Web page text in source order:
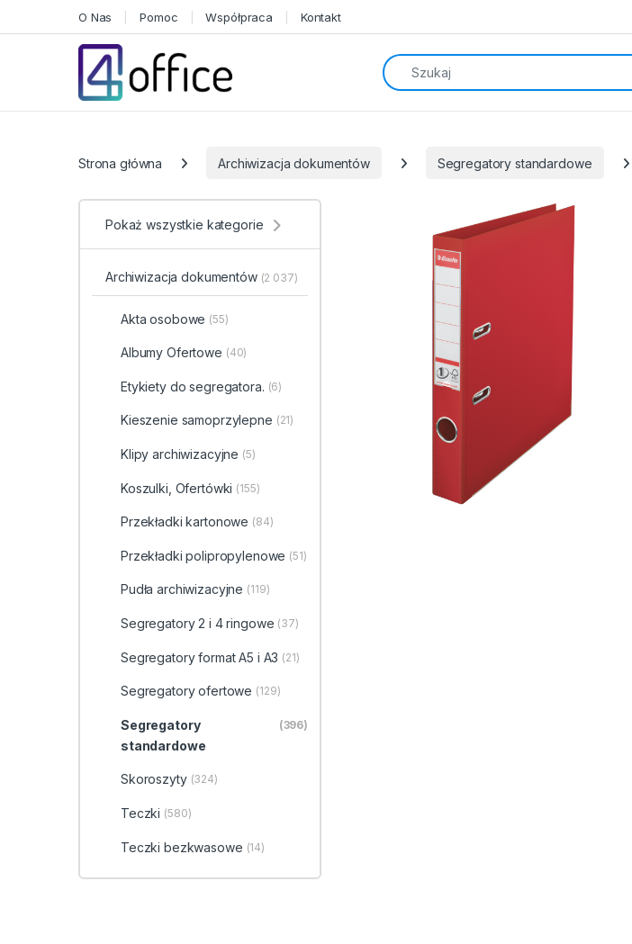
O Nas Pomoc Współpraca Kontakt
Search for:
Strona główna Archiwizacja dokumentów Segregatory standardowe
Pokaż wszystkie kategorie
Archiwizacja dokumentów (2 037)
Akta osobowe (55)
Albumy Ofertowe (40)
Etykiety do segregatora. (6)
Kieszenie samoprzylepne (21)
Klipy archiwizacyjne (5)
Koszulki, Ofertówki (155)
Przekładki kartonowe (84)
Przekładki polipropylenowe (51)
Pudła archiwizacyjne (119)
Segregatory 2 i 4 ringowe (37)
Segregatory format A5 i A3 (21)
Segregatory ofertowe (129)
Segregatory
standardowe
(396)
Skoroszyty (324)
Teczki (580)
Teczki bezkwasowe (14)